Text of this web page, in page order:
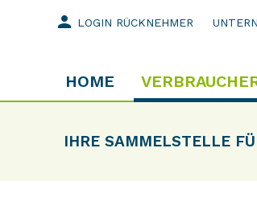
HOME
person LOGIN RÜCKNEHMER
IHRE SAMMELSTELLE